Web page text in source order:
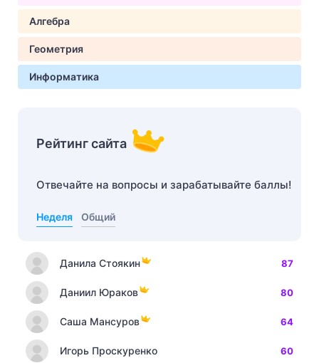
Алгебра
Геометрия
Информатика
Рейтинг сайта
Отвечайте на вопросы и зарабатывайте баллы!
Неделя Общий
Данила Стоякин 87
Даниил Юраков 80
Саша Мансуров 64
Игорь Проскуренко 60